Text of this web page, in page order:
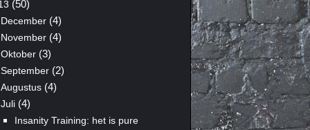
(50)
December(4)
November(4)
Oktober(3)
September(2)
Augustus(4)
Juli(4)
Insanity Training: het is pure